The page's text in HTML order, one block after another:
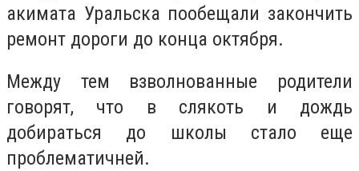
акимата Уральска пообещали закончить
ремонт дороги до конца октября.
Между тем взволнованные родители
говорят, что в слякоть и дождь
добираться до школы стало еще
проблематичней.